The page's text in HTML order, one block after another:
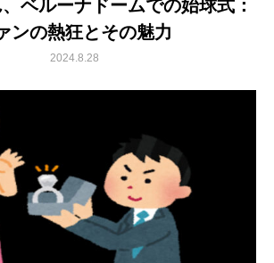
ベルーナドームでの始球式：
ンの熱狂とその魅力
2024.8.28